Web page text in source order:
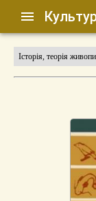
Історія, теорія